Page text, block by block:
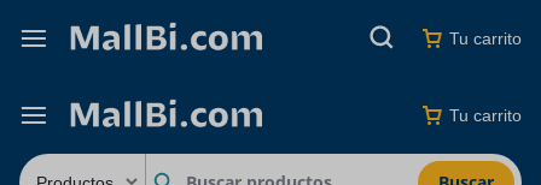
Tu carrito
Tu carrito